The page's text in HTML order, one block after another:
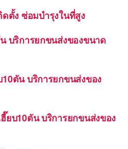
ดตั้ง ซ่อมบำรุงในที่สูง
บริการยกขนส่งของขนาด
ตัน บริการยกขนส่งของ
ยบ10ตัน บริการยกขนส่งของ